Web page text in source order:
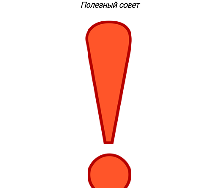
Полезный совет